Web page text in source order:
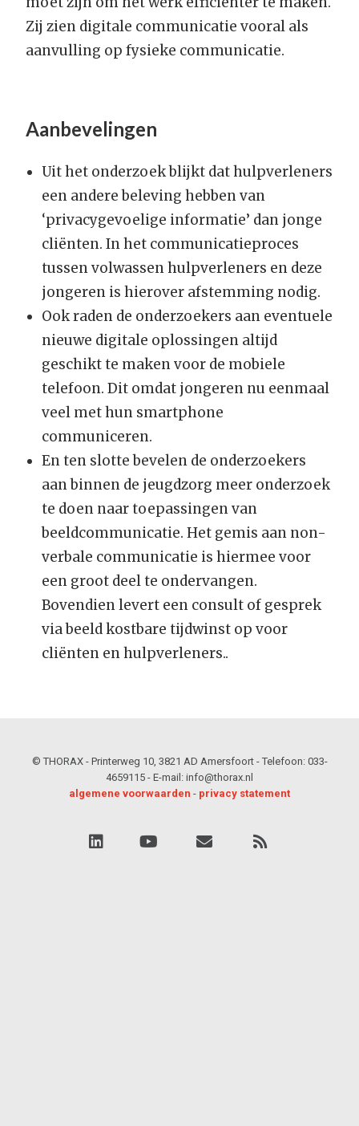
Zij zien digitale communicatie vooral als
aanvulling op fysieke communicatie.
Aanbevelingen
Uit het onderzoek blijkt dat hulpverleners
een andere beleving hebben van
‘privacygevoelige informatie’ dan jonge
cliënten. In het communicatieproces
tussen volwassen hulpverleners en deze
jongeren is hierover afstemming nodig.
Ook raden de onderzoekers aan eventuele
nieuwe digitale oplossingen altijd
geschikt te maken voor de mobiele
telefoon. Dit omdat jongeren nu eenmaal
veel met hun smartphone
communiceren.
En ten slotte bevelen de onderzoekers
aan binnen de jeugdzorg meer onderzoek
te doen naar toepassingen van
beeldcommunicatie. Het gemis aan non-
verbale communicatie is hiermee voor
een groot deel te ondervangen.
Bovendien levert een consult of gesprek
via beeld kostbare tijdwinst op voor
cliënten en hulpverleners..
© THORAX - Printerweg 10, 3821 AD Amersfoort - Telefoon: 033-
4659115 - E-mail: info@thorax.nl
algemene voorwaarden - privacy statement